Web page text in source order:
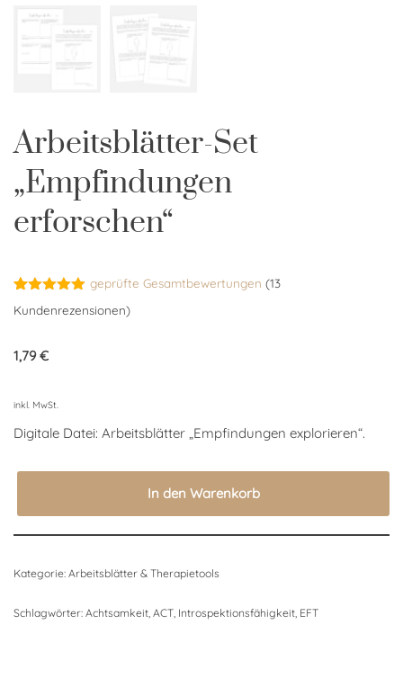
Arbeitsblätter-Set
„Empfindungen
erforschen“
Bewertet
mit5.00
auf
13
geprüfte Gesamtbewertungen (13
Kundenrezensionen)
1,79€
inkl. MwSt.
Digitale Datei: Arbeitsblätter „Empfindungen explorieren“.
In den Warenkorb
Kategorie: Arbeitsblätter & Therapietools
Schlagwörter: Achtsamkeit ACT Introspektionsfähigkeit EFT